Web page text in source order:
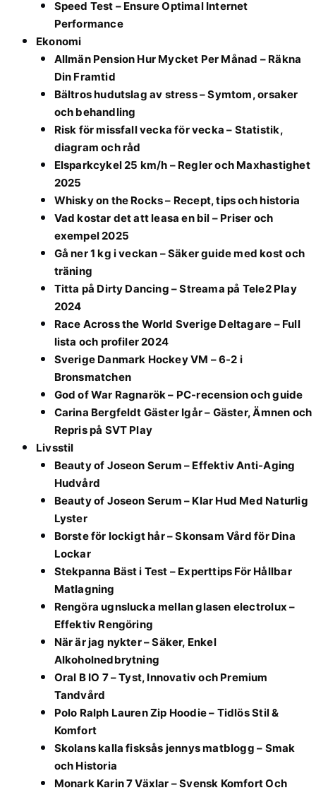
Speed Test – Ensure Optimal Internet
Performance
Ekonomi
Allmän Pension Hur Mycket Per Månad – Räkna
Din Framtid
Bältros hudutslag av stress – Symtom, orsaker
och behandling
Risk för missfall vecka för vecka – Statistik,
diagram och råd
Elsparkcykel 25 km/h – Regler och Maxhastighet
2025
Whisky on the Rocks – Recept, tips och historia
Vad kostar det att leasa en bil – Priser och
exempel 2025
Gå ner 1 kg i veckan – Säker guide med kost och
träning
Titta på Dirty Dancing – Streama på Tele2 Play
2024
Race Across the World Sverige Deltagare – Full
lista och profiler 2024
Sverige Danmark Hockey VM – 6-2 i
Bronsmatchen
God of War Ragnarök – PC-recension och guide
Carina Bergfeldt Gäster Igår – Gäster, Ämnen och
Repris på SVT Play
Livsstil
Beauty of Joseon Serum – Effektiv Anti-Aging
Hudvård
Beauty of Joseon Serum – Klar Hud Med Naturlig
Lyster
Borste för lockigt hår – Skonsam Vård för Dina
Lockar
Stekpanna Bäst i Test – Experttips För Hållbar
Matlagning
Rengöra ugnslucka mellan glasen electrolux –
Effektiv Rengöring
När är jag nykter – Säker, Enkel
Alkoholnedbrytning
Oral B IO 7 – Tyst, Innovativ och Premium
Tandvård
Polo Ralph Lauren Zip Hoodie – Tidlös Stil &
Komfort
Skolans kalla fisksås jennys matblogg – Smak
och Historia
Monark Karin 7 Växlar – Svensk Komfort Och